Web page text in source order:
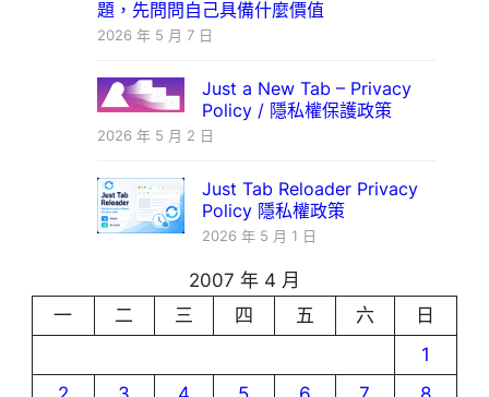
題，先問問自己具備什麼價值
2026 年 5 月 7 日
Just a New Tab – Privacy
Policy / 隱私權保護政策
2026 年 5 月 2 日
Just Tab Reloader Privacy
Policy 隱私權政策
2026 年 5 月 1 日
2007 年 4 月
一
二 三 四 五 六
日
1